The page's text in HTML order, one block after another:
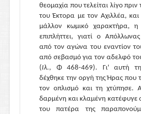
θεομαχία που τελείται λίγο
του Έκτορα με τον Αχιλλέα, και
μάλλον κωμικό χαρακτήρα,
επιπλήττει, γιατί ο Απόλλωνας
από τον αγώνα του εναντίον
από σεβασμό για τον αδελφό
(Ιλ., Φ 468-469). Γι' αυτή
δέχθηκε την οργή της Ήρας που
τον οπλισμό και τη χτύπησε.
δαρμένη και κλαμένη κατέφυγε
του πατέρα της